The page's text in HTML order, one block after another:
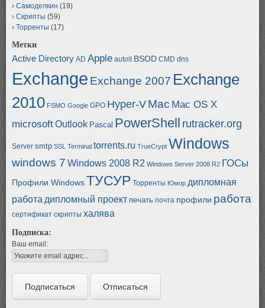
Самоделкин (19)
Скрипты (59)
Торренты (17)
Метки
Active Directory AD Apple autoit BSOD CMD dns
Exchange Exchange 2007 Exchange
2010 FSMO Google GPO Hyper-V Mac Mac OS X
microsoftOutlook Pascal PowerShell rutracker.org
Server smtp SSL Terminal torrents.ru TrueCrypt Windows
windows 7 Windows 2008 R2 Windows Server 2008 R2 ГОСы
Профили WindowsТУСУР Торренты Юмор дипломная
работа дипломный проект печать почта профили работа
сертификат скрипты халява
Подписка:
Ваш email: